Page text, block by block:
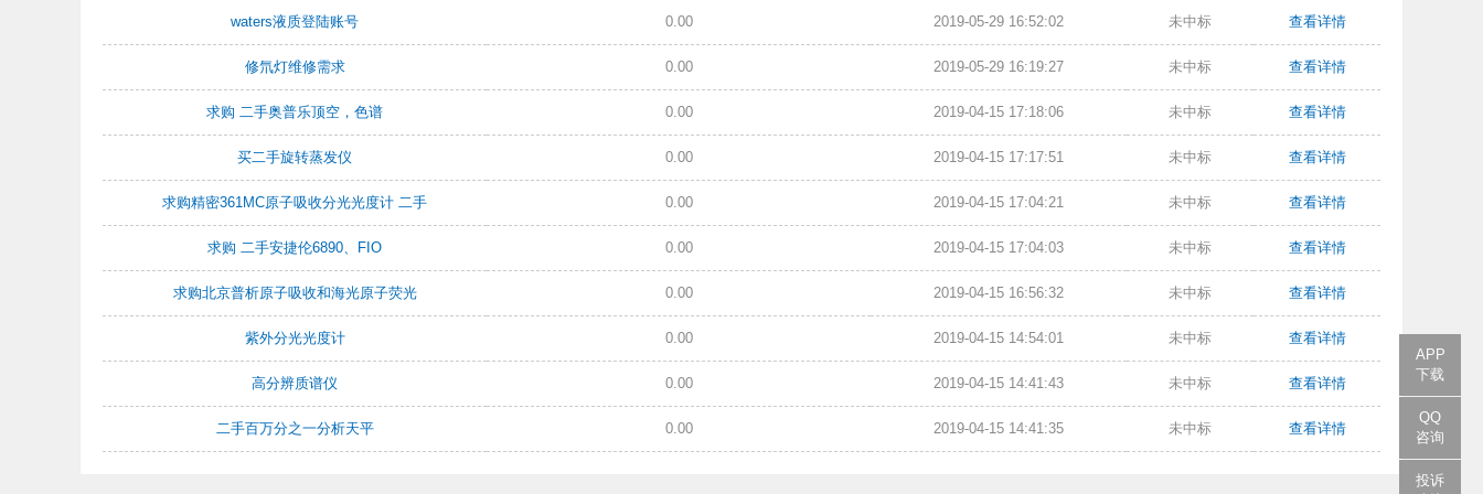
waters液质登陆账号 0.00 2019-05-29 16:52:02 未中标 查看详情
修氘灯维修需求 0.00 2019-05-29 16:19:27 未中标 查看详情
求购 二手奥普乐顶空，色谱 0.00 2019-04-15 17:18:06 未中标 查看详情
买二手旋转蒸发仪 0.00 2019-04-15 17:17:51 未中标 查看详情
求购精密361MC原子吸收分光光度计 二手 0.00 2019-04-15 17:04:21 未中标 查看详情
求购 二手安捷伦6890、FIO 0.00 2019-04-15 17:04:03 未中标 查看详情
求购北京普析原子吸收和海光原子荧光 0.00 2019-04-15 16:56:32 未中标 查看详情
紫外分光光度计 0.00 2019-04-15 14:54:01 未中标 查看详情
高分辨质谱仪 0.00 2019-04-15 14:41:43 未中标 查看详情
二手百万分之一分析天平 0.00 2019-04-15 14:41:35 未中标 查看详情
APP
下载
QQ
咨询
投诉